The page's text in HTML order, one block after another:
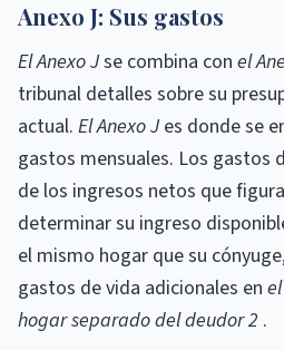
Anexo J: Sus gastos
El Anexo Jse combina con el
tribunal detalles sobre su
actual. El Anexo J es donde se
gastos mensuales. Los gastos
de los ingresos netos que
determinar su ingreso
el mismo hogar que su
gastos de vida adicionales en
hogar separado del deudor 2 .